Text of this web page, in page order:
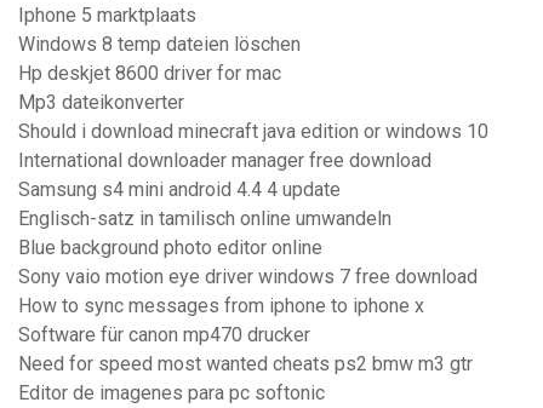
Iphone 5 marktplaats
Windows 8 temp dateien löschen
Hp deskjet 8600 driver for mac
Mp3 dateikonverter
Should i download minecraft java edition or windows 10
International downloader manager free download
Samsung s4 mini android 4.4 4 update
Englisch-satz in tamilisch online umwandeln
Blue background photo editor online
Sony vaio motion eye driver windows 7 free download
How to sync messages from iphone to iphone x
Software für canon mp470 drucker
Need for speed most wanted cheats ps2 bmw m3 gtr
Editor de imagenes para pc softonic